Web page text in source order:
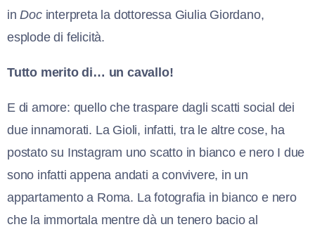
inDocinterpreta la dottoressa Giulia Giordano,
esplode di felicità.
Tutto merito di… un cavallo!
E di amore: quello che traspare dagli scatti social dei
due innamorati. La Gioli, infatti, tra le altre cose, ha
postato su Instagram uno scatto in bianco e nero I due
sono infatti appena andati a convivere, in un
appartamento a Roma. La fotografia in bianco e nero
che la immortala mentre dà un tenero bacio al